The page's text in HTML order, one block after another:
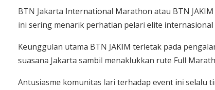
BTN Jakarta International Marathon atau BTN
ini sering menarik perhatian pelari elite
Keunggulan utama BTN JAKIM terletak pada
suasana Jakarta sambil menaklukkan rute Full
Antusiasme komunitas lari terhadap event ini selalu